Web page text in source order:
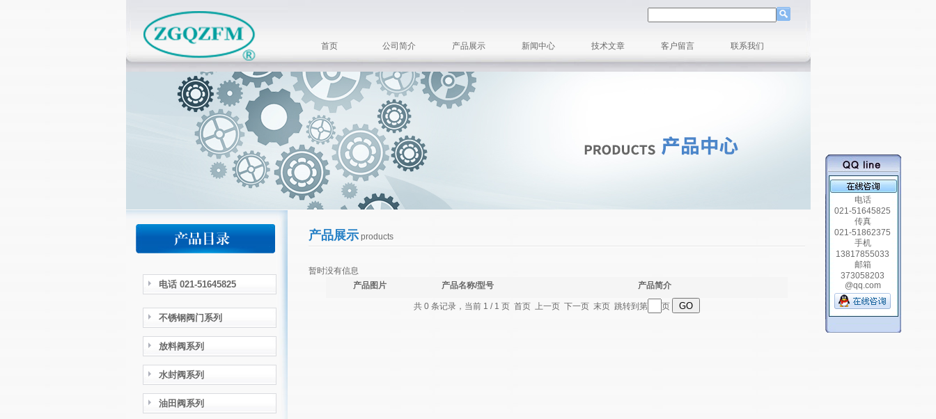
首页 公司简介 产品展示 新闻中心 技术文章 客户留言 联系我们
电话 021-51645825
不锈钢阀门系列
放料阀系列
水封阀系列
油田阀系列
产品展示 products
暂时没有信息
产品图片
产品名称/型号 产品简介
共 0 条记录，当前 1 / 1 页 首页 上一页 下一页 末页 跳转到第 页
电话
021-51645825
传真
021-51862375
手机
13817855033
邮箱
373058203
@qq.com